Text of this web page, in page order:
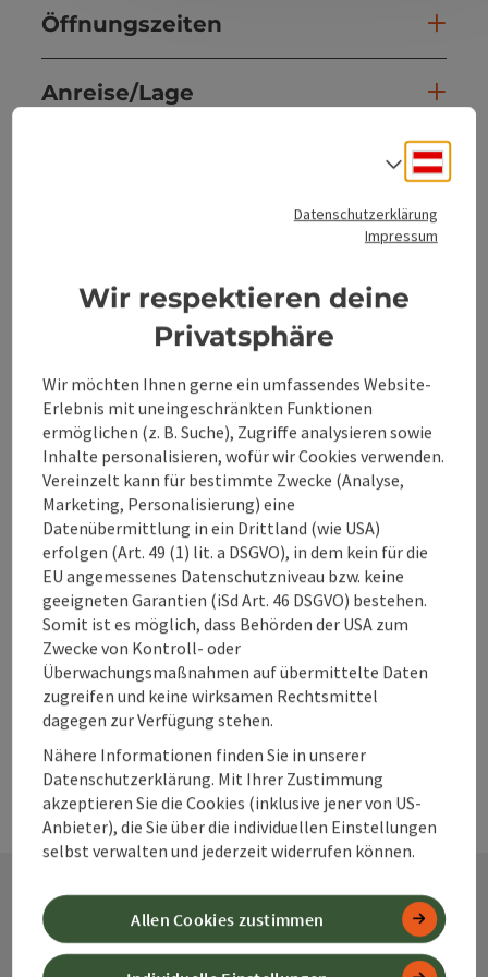
Öffnungszeiten
Anreise/Lage
Eignung
Beitrag merken
zum Merkzettel
PDF erstellen
In der Nähe
powered byTOURDATA Änderung vorschlagen
Kontakt
Datenschutzerklärung
Impressum
Wir respektieren deine
Privatsphäre
Wir möchten Ihnen gerne ein umfassendes Website-
Erlebnis mit uneingeschränkten Funktionen
ermöglichen (z. B. Suche), Zugriffe analysieren sowie
Inhalte personalisieren, wofür wir Cookies verwenden.
Vereinzelt kann für bestimmte Zwecke (Analyse,
Marketing, Personalisierung) eine
Datenübermittlung in ein Drittland (wie USA)
erfolgen (Art. 49 (1) lit. a DSGVO), in dem kein für die
EU angemessenes Datenschutzniveau bzw. keine
geeigneten Garantien (iSd Art. 46 DSGVO) bestehen.
Somit ist es möglich, dass Behörden der USA zum
Zwecke von Kontroll- oder
Überwachungsmaßnahmen auf übermittelte Daten
zugreifen und keine wirksamen Rechtsmittel
dagegen zur Verfügung stehen.
Nähere Informationen finden Sie in unserer
Datenschutzerklärung. Mit Ihrer Zustimmung
akzeptieren Sie die Cookies (inklusive jener von US-
Anbieter), die Sie über die individuellen Einstellungen
selbst verwalten und jederzeit widerrufen können.
Allen Cookies zustimmen